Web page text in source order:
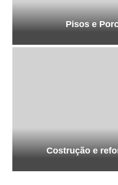
Pisos e
Costrução e